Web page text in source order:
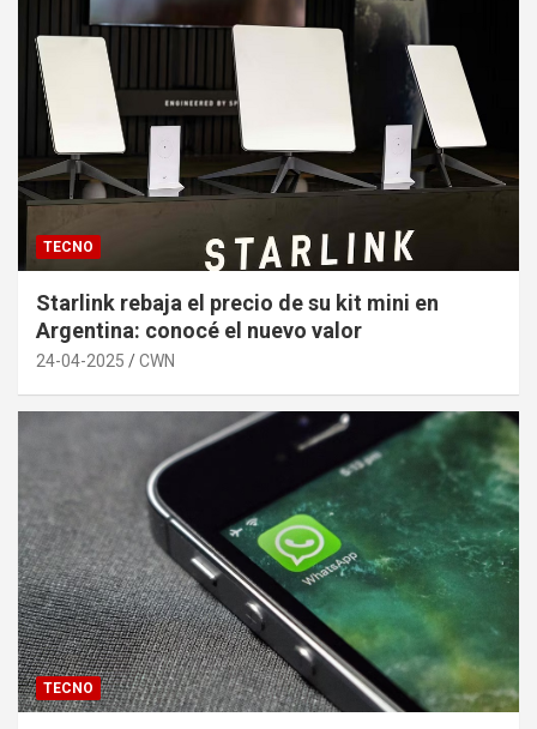
TECNO
Starlink rebaja el precio de su kit mini en
Argentina: conocé el nuevo valor
24-04-2025 CWN
TECNO